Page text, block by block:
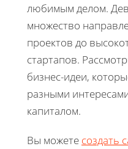
любимым делом.
множество
проектов до
стартапов.
бизнес-идеи,
разными
капиталом.
Вы можете создать